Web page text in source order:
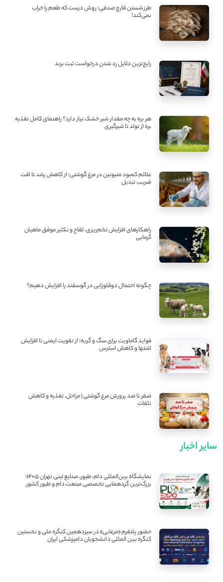
طرز شستن قارچ صدفی؛ روش درست که طعم را خراب
نمی‌کند!
رایج‌ترین دلایل رد شدن درخواست ثبت برند
هر بره به چه مقدار شیر خشک نیاز دارد؟ راهنمای کامل تغذیه
بره از تولد تا شیرگیری
علائم کمبود متیونین در مرغ گوشتی؛ از کاهش رشد تا افت
ضریب تبدیل
راهکارهای افزایش تخم‌ریزی، لقاح و تکثیر موفق ماهیان
گرمابی
چگونه احتمال دوقلوزایی در گوسفند را افزایش دهیم؟
فواید گاماویت برای سگ و گربه؛ از تقویت ایمنی تا افزایش
اشتها و کاهش استرس
صفر تا صد پرورش مرغ گوشتی | مراحل، تغذیه و کاهش
تلفات
سایر اخبار
نمایشگاه بین‌المللی دام، طیور، صنایع لبنی تهران ۱۴۰۵؛
بزرگ‌ترین گردهمایی تخصصی صنعت دام و طیور کشور
حضور پلتفرم «مرغابی» در سیزدهمین کنگره ملی و نخستین
کنگره بین ‌المللی دانشجویان دامپزشکی ایران